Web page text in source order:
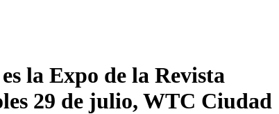
la Expo de la Revista
29 de julio, WTC Ciudad